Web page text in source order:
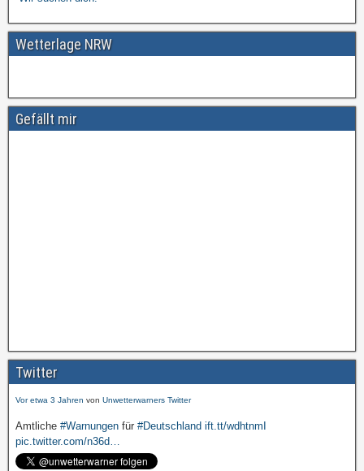
Wetterlage NRW
Gefällt mir
Twitter
Amtliche#Warnungenfür#Deutschland ift.tt/wdhtnmI
pic.twitter.com/cmFX…
pic.twitter.com/n36d…
Vor etwa 3 JahrenvonUnwetterwarners Twitter